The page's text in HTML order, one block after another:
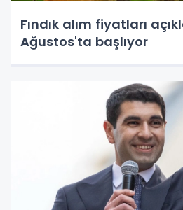
Fındık alım fiyatları
Ağustos'ta başlıyor